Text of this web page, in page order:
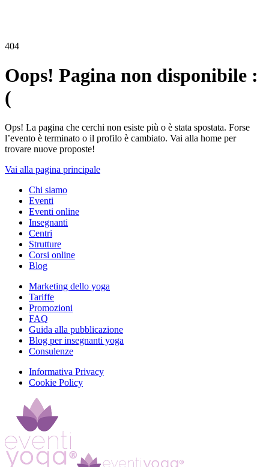
404
Oops! Pagina non disponibile :
(
Ops! La pagina che cerchi non esiste più o è stata spostata. Forse
l’evento è terminato o il profilo è cambiato. Vai alla home per
trovare nuove proposte!
Vai alla pagina principale
Chi siamo
Eventi
Eventi online
Insegnanti
Centri
Strutture
Corsi online
Blog
Marketing dello yoga
Tariffe
Promozioni
FAQ
Guida alla pubblicazione
Blog per insegnanti yoga
Consulenze
Informativa Privacy
Cookie Policy